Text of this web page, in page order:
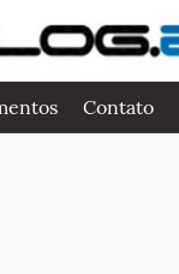
Contato